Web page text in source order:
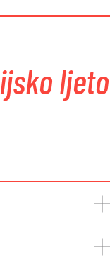
ljeto